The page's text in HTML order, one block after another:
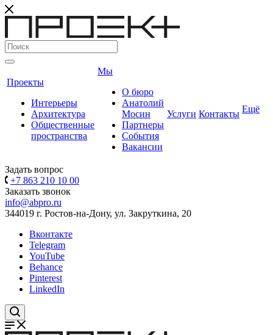
Проекты
Интерьеры
Архитектура
Общественные
пространства
Мы
О бюро
Анатолий
Мосин
Партнеры
События
Вакансии
Услуги Контакты Ещё
Задать вопрос
+7 863 210 10 00
Заказать звонок
info@abpro.ru
344019 г. Ростов-на-Дону, ул. Закруткина, 20
Вконтакте
Telegram
YouTube
Behance
Pinterest
LinkedIn